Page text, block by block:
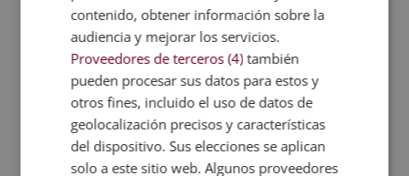
contenido, obtener información sobre la
audiencia y mejorar los servicios.
Proveedores de terceros (4) también
pueden procesar sus datos para estos y
otros fines, incluido el uso de datos de
geolocalización precisos y características
del dispositivo. Sus elecciones se aplican
solo a este sitio web. Algunos proveedores